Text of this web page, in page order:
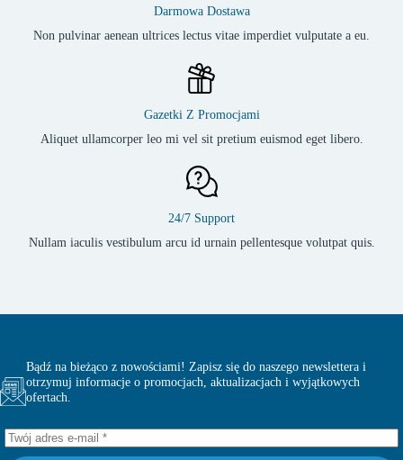
Darmowa Dostawa
Non pulvinar aenean ultrices lectus vitae imperdiet vulputate a eu.
Gazetki Z Promocjami
Aliquet ullamcorper leo mi vel sit pretium euismod eget libero.
24/7 Support
Nullam iaculis vestibulum arcu id urnain pellentesque volutpat quis.
Bądź na bieżąco z nowościami! Zapisz się do naszego newslettera i
otrzymuj informacje o promocjach, aktualizacjach i wyjątkowych
ofertach.